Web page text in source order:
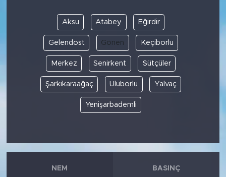
Aksu Atabey Eğirdir
Gelendost Gönen Keçiborlu
Merkez Senirkent Sütçüler
Şarkikaraağaç Uluborlu Yalvaç
Yenişarbademli
NEM BASINÇ